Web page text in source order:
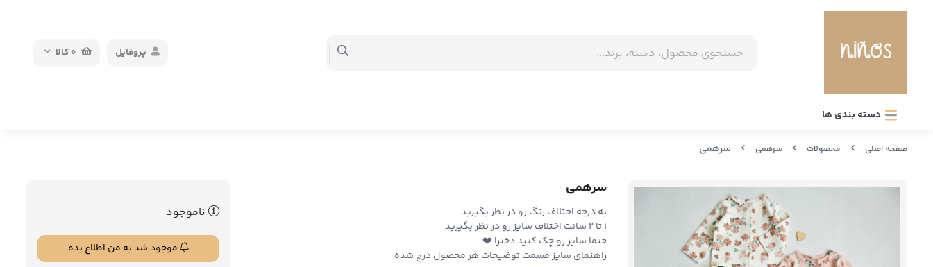
0کالا پروفایل
دسته بندی ها
صفحه اصلی محصولات سرهمی سرهمی
سرهمی
یه درجه اختلاف رنگ رو در نظر بگیرید
۱ تا ۲ سانت اختلاف سایز رو در نظر بگیرید
حتما سایز رو چک کنید دخترا ❤️
راهنمای سایز قسمت توضیحات هر محصول درج شده
ناموجود
موجود شد به من اطلاع بده